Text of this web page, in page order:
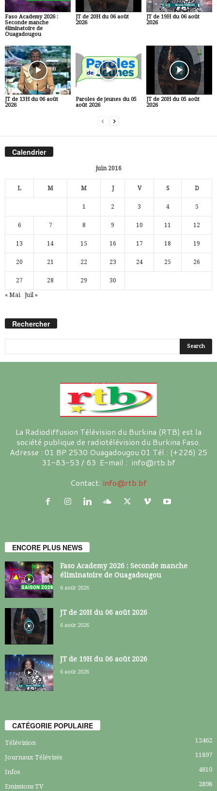
Faso Academy 2026 :
Seconde manche
éliminatoire de
Ouagadougou
JT de 20H du 06 août
2026
JT de 19H du 06 août
2026
JT de 13H du 06 août
2026
Paroles de jeunes du 05
août 2026
JT de 20H du 05 août
2026
Calendrier
juin 2016
L M M J V S D
1 2 3 4 5
6 7 8 9 10 11 12
13 14 15 16 17 18 19
20 21 22 23 24 25 26
27 28 29 30
« Mai Juil »
Rechercher
La Radiodiffusion Télévision du Burkina (RTB) est la
société publique de radiotélévision du Burkina Faso.
Adresse : 01 BP 2530 Ouagadougou 01 Tél : (+226) 25
31-83-53 / 63 E-mail : info@rtb.bf
Contact: info@rtb.bf
ENCORE PLUS NEWS
Faso Academy 2026 : Seconde manche
éliminatoire de Ouagadougou
6 août 2026
JT de 20H du 06 août 2026
6 août 2026
JT de 19H du 06 août 2026
6 août 2026
CATÉGORIE POPULAIRE
Télévision 12462
Journaux Télévisés 11897
Infos 4810
Emissions TV 2898